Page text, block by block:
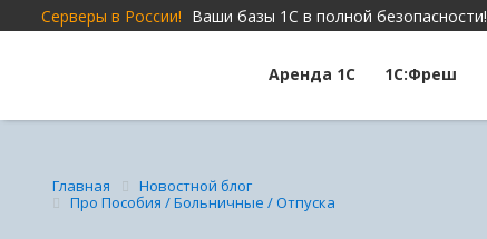
Серверы в России! Ваши базы 1С в полной безопасности!
Аренда 1С 1С:Фреш
Главная
Новостной блог
Про Пособия / Больничные / Отпуска